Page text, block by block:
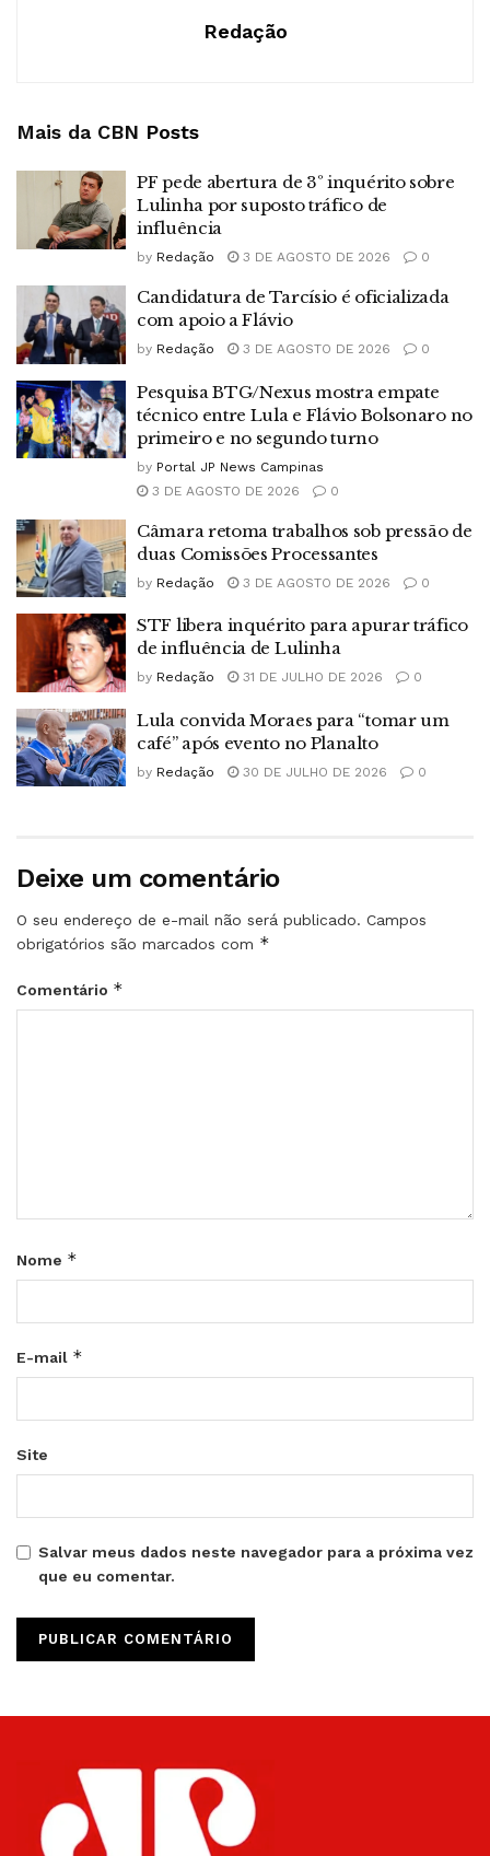
Redação
Mais da CBN Posts
PF pede abertura de 3º inquérito sobre
Lulinha por suposto tráfico de
influência
by Redação 3 DE AGOSTO DE 2026 0
Candidatura de Tarcísio é oficializada
com apoio a Flávio
by Redação 3 DE AGOSTO DE 2026 0
Pesquisa BTG/Nexus mostra empate
técnico entre Lula e Flávio Bolsonaro no
primeiro e no segundo turno
by Portal JP News Campinas
3 DE AGOSTO DE 2026
0
Câmara retoma trabalhos sob pressão de
duas Comissões Processantes
by Redação 3 DE AGOSTO DE 2026 0
STF libera inquérito para apurar tráfico
de influência de Lulinha
by Redação 31 DE JULHO DE 2026 0
Lula convida Moraes para “tomar um
café” após evento no Planalto
by Redação 30 DE JULHO DE 2026 0
Deixe um comentário
O seu endereço de e-mail não será publicado. Campos
obrigatórios são marcados com *
Comentário *
Nome *
E-mail *
Site
Salvar meus dados neste navegador para a próxima vez
que eu comentar.